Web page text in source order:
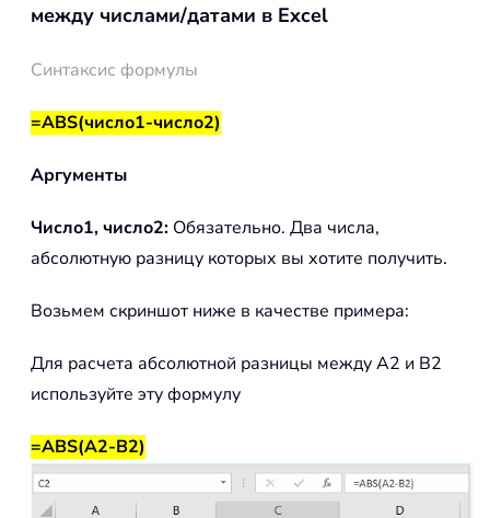
между числами/датами в Excel
Синтаксис формулы
=ABS(число1-число2)
Аргументы
Число1, число2: Обязательно. Два числа,
абсолютную разницу которых вы хотите получить.
Возьмем скриншот ниже в качестве примера:
Для расчета абсолютной разницы между A2 и B2
используйте эту формулу
=ABS(A2-B2)